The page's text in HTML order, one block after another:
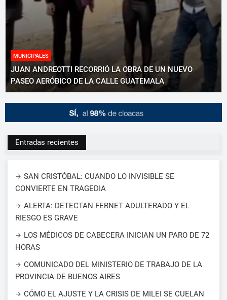
MUNICIPALES
JUAN ANDREOTTI RECORRIÓ LA OBRA DE UN NUEVO
PASEO AERÓBICO DE LA CALLE GUATEMALA
Entradas recientes
SAN CRISTÓBAL: CUANDO LO INVISIBLE SE
CONVIERTE EN TRAGEDIA
ALERTA: DETECTAN FERNET ADULTERADO Y EL
RIESGO ES GRAVE
LOS MÉDICOS DE CABECERA INICIAN UN PARO DE 72
HORAS
COMUNICADO DEL MINISTERIO DE TRABAJO DE LA
PROVINCIA DE BUENOS AIRES
CÓMO EL AJUSTE Y LA CRISIS DE MILEI SE CUELAN